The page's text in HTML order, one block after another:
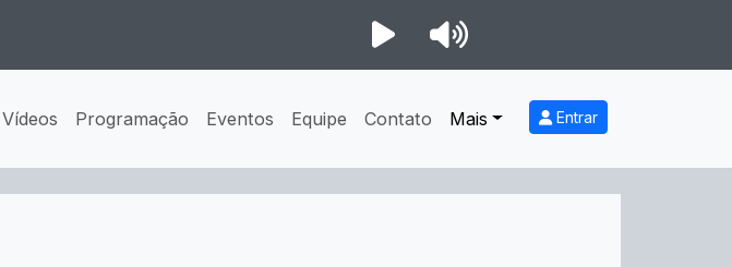
Vídeos Programação Eventos Equipe Contato Mais Entrar